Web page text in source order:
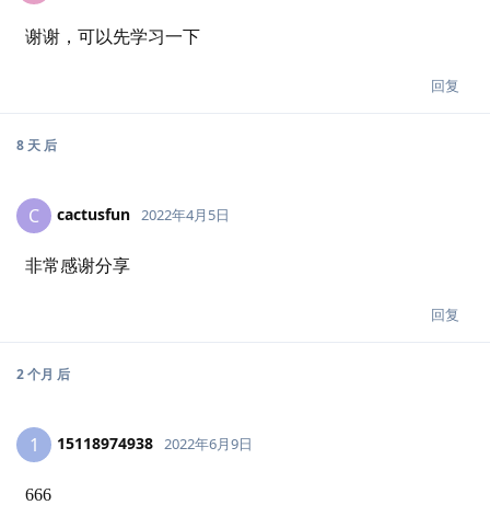
谢谢，可以先学习一下
回复
8 天 后
C cactusfun 2022年4月5日
非常感谢分享
回复
2 个月 后
1 15118974938 2022年6月9日
666